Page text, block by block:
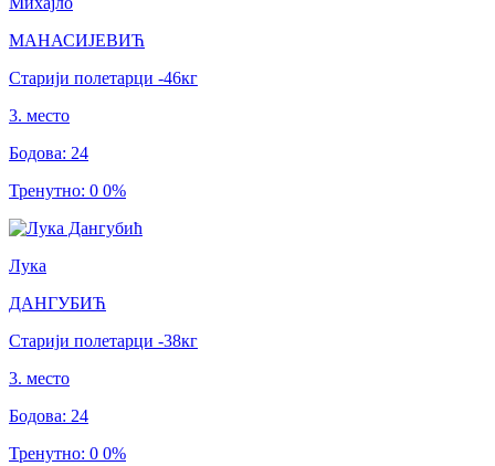
МАНАСИЈЕВИЋ
Старији полетарци -46кг
3. место
Бодова: 24
Тренутно: 0 0%
Лука
ДАНГУБИЋ
Старији полетарци -38кг
3. место
Бодова: 24
Тренутно: 0 0%